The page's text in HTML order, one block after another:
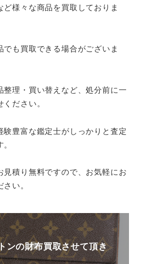
ど様々な商品を買取しておりま
でも買取できる場合がございま
整理・買い替えなど、処分前に一
ださい。
験豊富な鑑定士がしっかりと査定
見積り無料ですので、お気軽にお
い。
ンの財布買取させて頂き